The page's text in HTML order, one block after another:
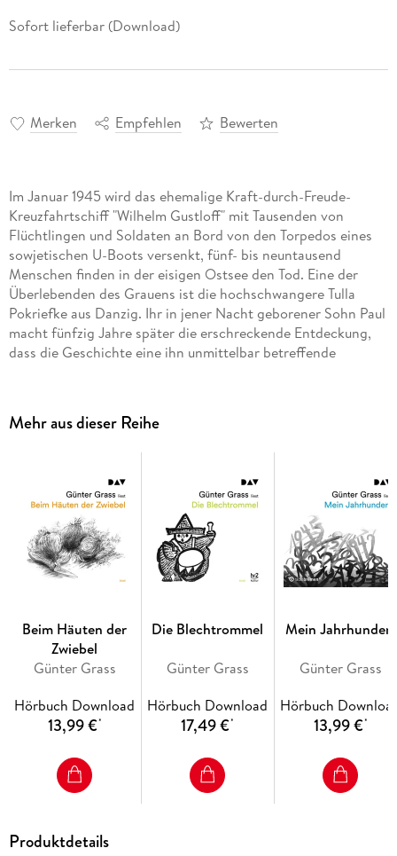
Sofort lieferbar (Download)
Merken Empfehlen Bewerten
Im Januar 1945 wird das ehemalige Kraft-durch-Freude-
Kreuzfahrtschiff "Wilhelm Gustloff" mit Tausenden von
Flüchtlingen und Soldaten an Bord von den Torpedos eines
sowjetischen U-Boots versenkt, fünf- bis neuntausend
Menschen finden in der eisigen Ostsee den Tod. Eine der
Überlebenden des Grauens ist die hochschwangere Tulla
Pokriefke aus Danzig. Ihr in jener Nacht geborener Sohn Paul
macht fünfzig Jahre später die erschreckende Entdeckung,
dass die Geschichte eine ihn unmittelbar betreffende
Gustloff" und die Auswirkungen dieser Katastrophe bis in die
deutsche Gegenwart. Ungekürzte Lesung 1 mp3-CD | ca. 7 h
Mehr aus dieser Reihe
Beim Häuten der
Zwiebel
Günter Grass
Hörbuch Download
13,99 €*
Die Blechtrommel
Günter Grass
Hörbuch Download
17,49 €*
Mein Jahrhundert
Günter Grass
Hörbuch
13,99 €*
Produktdetails